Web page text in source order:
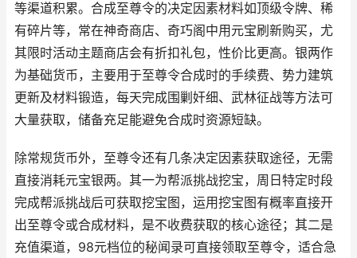
等渠道积累。合成至尊令的决定因素材料如顶级令牌、稀
有碎片等，常在神奇商店、奇巧阁中用元宝刷新购买，尤
其限时活动主题商店会有折扣礼包，性价比更高。银两作
为基础货币，主要用于至尊令合成时的手续费、势力建筑
更新及材料锻造，每天完成围剿奸细、武林征战等方法可
大量获取，储备充足能避免合成时资源短缺。
除常规货币外，至尊令还有几条决定因素获取途径，无需
直接消耗元宝银两。其一为帮派挑战挖宝，周日特定时段
完成帮派挑战后可获取挖宝图，运用挖宝图有概率直接开
出至尊令或合成材料，是不收费获取的核心途径；其二是
充值渠道，98元档位的秘闻录可直接领取至尊令，适合急